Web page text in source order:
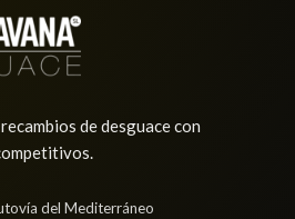
Consultar
de desguace con
del Mediterráneo